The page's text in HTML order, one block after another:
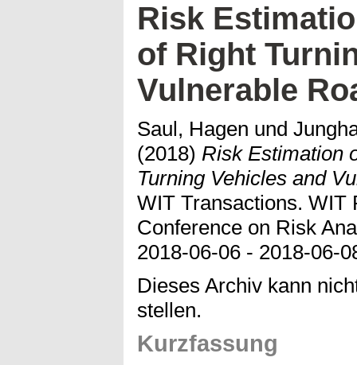
Risk
of Right
Vulnerable
Saul, Hagen und
(2018) Risk Estimation
Turning Vehicles and
WIT Transactions. WIT
Conference on Risk
2018-06-06 - 2018-06-
Dieses Archiv kann
stellen.
Kurzfassung